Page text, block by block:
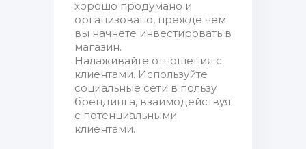
хорошо продумано и
организовано, прежде чем
вы начнете инвестировать в
магазин.
Налаживайте отношения с
клиентами. Используйте
социальные сети в пользу
брендинга, взаимодействуя
с потенциальными
клиентами.